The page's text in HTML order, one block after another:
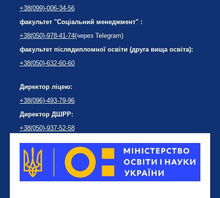
+38(099)-006-34-56
факультет "Соціальний менеджмент" :
+38(050)-978-41-74(через Telegram)
факультет післядипломної освіти (друга вища освіта):
+38(050)-632-60-60
Директор ліцею:
+38(096)-493-79-96
Директор ДШРР:
+38(050)-937-52-58